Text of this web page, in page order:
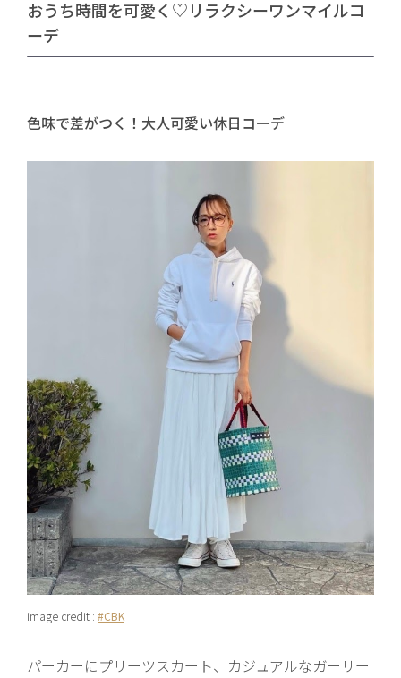
おうち時間を可愛く♡リラクシーワンマイルコ
ーデ
色味で差がつく！大人可愛い休日コーデ
image credit : #CBK
パーカーにプリーツスカート、カジュアルなガーリー